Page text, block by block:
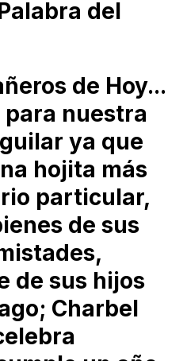
del
de Hoy...
nuestra
ya que
hojita más
particular,
de sus
de sus hijos
Charbel